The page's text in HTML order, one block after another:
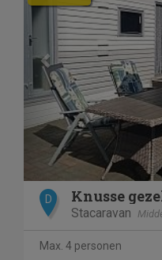
D
Stacaravan
Max. 4 personen